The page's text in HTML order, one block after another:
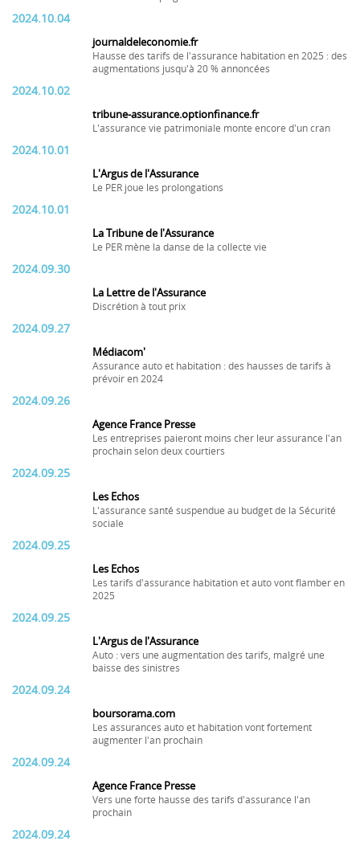
2024.10.04
journaldeleconomie.fr
Hausse des tarifs de l'assurance habitation en 2025 : des
augmentations jusqu'à 20 % annoncées
2024.10.02
tribune-assurance.optionfinance.fr
L'assurance vie patrimoniale monte encore d'un cran
2024.10.01
L'Argus de l'Assurance
Le PER joue les prolongations
2024.10.01
La Tribune de l'Assurance
Le PER mène la danse de la collecte vie
2024.09.30
La Lettre de l'Assurance
Discrétion à tout prix
2024.09.27
Médiacom'
Assurance auto et habitation : des hausses de tarifs à
prévoir en 2024
2024.09.26
Agence France Presse
Les entreprises paieront moins cher leur assurance l'an
prochain selon deux courtiers
2024.09.25
Les Echos
L'assurance santé suspendue au budget de la Sécurité
sociale
2024.09.25
Les Echos
Les tarifs d'assurance habitation et auto vont flamber en
2025
2024.09.25
L'Argus de l'Assurance
Auto : vers une augmentation des tarifs, malgré une
baisse des sinistres
2024.09.24
boursorama.com
Les assurances auto et habitation vont fortement
augmenter l'an prochain
2024.09.24
Agence France Presse
Vers une forte hausse des tarifs d'assurance l'an
prochain
2024.09.24